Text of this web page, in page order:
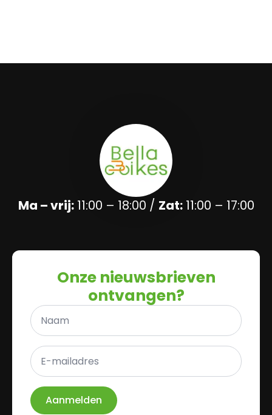
Ma – vrij:11:00 – 18:00 / Zat:11:00 – 17:00
Onze nieuwsbrieven
ontvangen?
Naam
*
E-
mailadres
*
Aanmelden